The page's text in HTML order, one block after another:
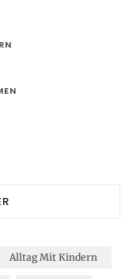
Alltag Mit Kindern